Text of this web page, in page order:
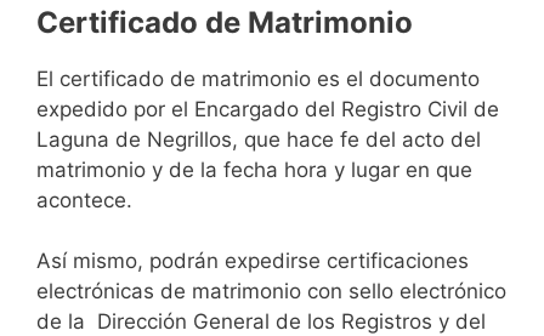
Certificado de Matrimonio
El certificado de matrimonio es el documento
expedido por el Encargado del Registro Civil de
Laguna de Negrillos, que hace fe del acto del
matrimonio y de la fecha hora y lugar en que
acontece.
Así mismo, podrán expedirse certificaciones
electrónicas de matrimonio con sello electrónico
de la Dirección General de los Registros y del